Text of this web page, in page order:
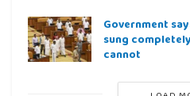
Government
sung
cannot